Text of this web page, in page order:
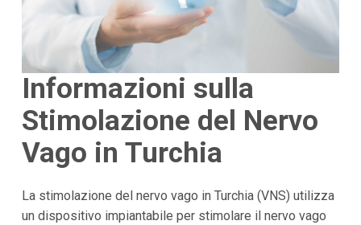
Informazioni sulla
Stimolazione del Nervo
Vago in Turchia
La stimolazione del nervo vago in Turchia (VNS) utilizza
un dispositivo impiantabile per stimolare il nervo vago